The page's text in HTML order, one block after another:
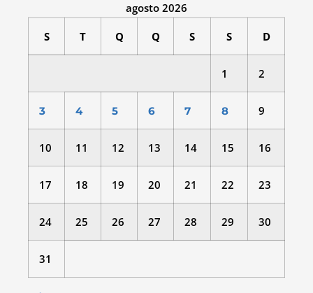
agosto 2026
S T Q Q S S D
1 2
3 4 5 6 7 8 9
10 11 12 13 14 15 16
17 18 19 20 21 22 23
24 25 26 27 28 29 30
31